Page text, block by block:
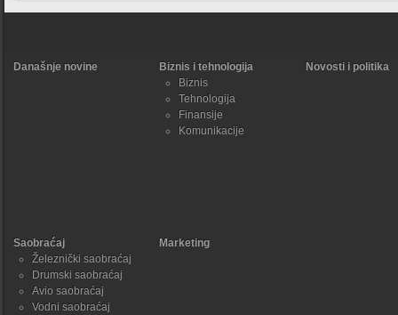
Današnje novine
Biznis i tehnologija
Biznis
Tehnologija
Finansije
Komunikacije
Novosti i politika
Saobraćaj
Železnički saobraćaj
Drumski saobraćaj
Avio saobraćaj
Vodni saobraćaj
Marketing